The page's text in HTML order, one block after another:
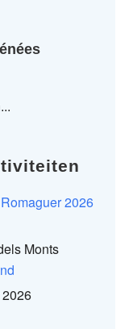
2026
Monts